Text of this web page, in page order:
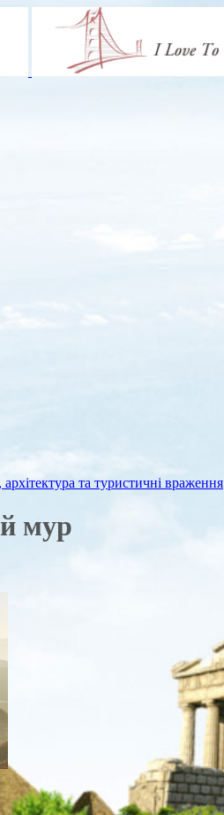
та туристичні враження
мур